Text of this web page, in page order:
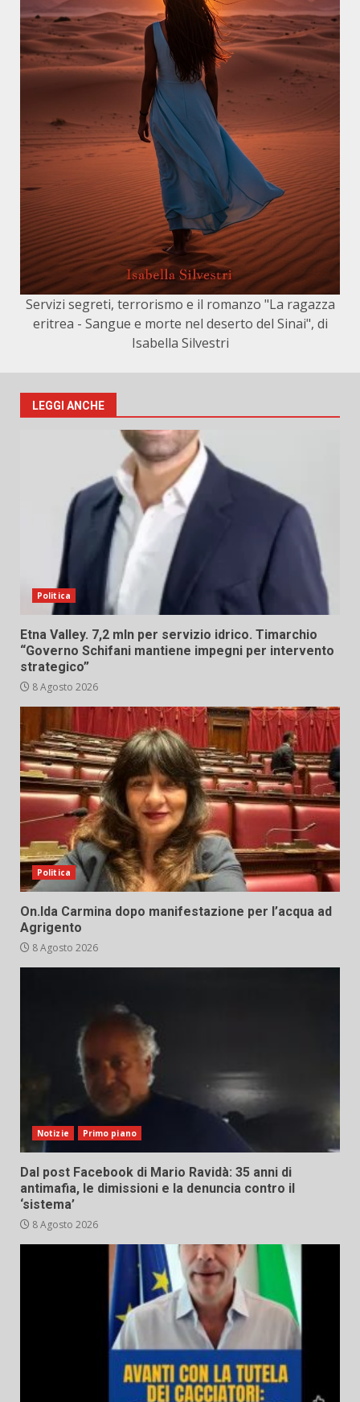
Servizi segreti, terrorismo e il romanzo "La ragazza
eritrea - Sangue e morte nel deserto del Sinai", di
Isabella Silvestri
LEGGI ANCHE
Politica
Etna Valley. 7,2 mln per servizio idrico. Timarchio
“Governo Schifani mantiene impegni per intervento
strategico”
8 Agosto 2026
Politica
On.Ida Carmina dopo manifestazione per l’acqua ad
Agrigento
8 Agosto 2026
Notizie Primo piano
Dal post Facebook di Mario Ravidà: 35 anni di
antimafia, le dimissioni e la denuncia contro il
‘sistema’
8 Agosto 2026